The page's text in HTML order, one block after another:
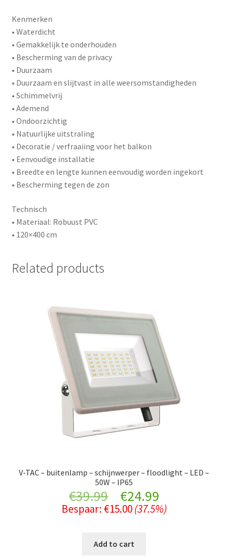
Kenmerken
• Waterdicht
• Gemakkelijk te onderhouden
• Bescherming van de privacy
• Duurzaam
• Duurzaam en slijtvast in alle weersomstandigheden
• Schimmelvrij
• Ademend
• Ondoorzichtig
• Natuurlijke uitstraling
• Decoratie / verfraaiing voor het balkon
• Eenvoudige installatie
• Breedte en lengte kunnen eenvoudig worden ingekort
• Bescherming tegen de zon
Technisch
• Materiaal: Robuust PVC
• 120×400 cm
Related products
V-TAC – buitenlamp – schijnwerper – floodlight – LED –
50W – IP65
€39.99
Original
price
was:
€24.99Current
price
Bespaar: €15.00 (37.5%)
Add to cart